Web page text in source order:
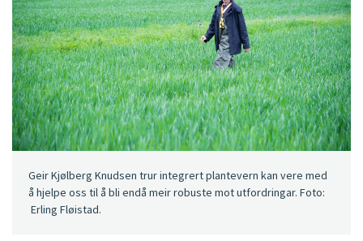
Geir Kjølberg Knudsen trur integrert plantevern kan vere med
å hjelpe oss til å bli endå meir robuste mot utfordringar. Foto:
Erling Fløistad.